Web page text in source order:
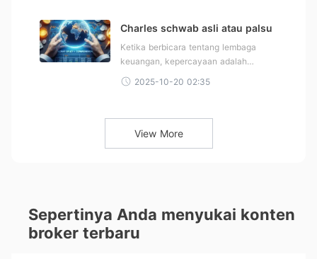
Charles schwab asli atau palsu
Ketika berbicara tentang lembaga
keuangan, kepercayaan adalah
segalanya, bukan? Anda ingin
2025-10-20 02:35
View More
Sepertinya Anda menyukai konten
broker terbaru